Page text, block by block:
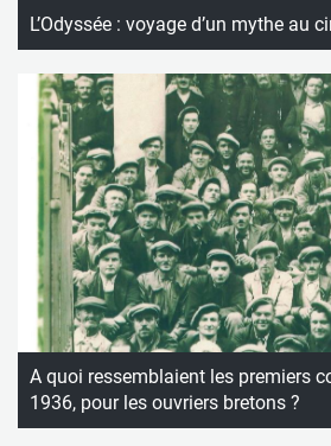
L’Odyssée : voyage d’un mythe au
A quoi ressemblaient les premiers
1936, pour les ouvriers bretons ?